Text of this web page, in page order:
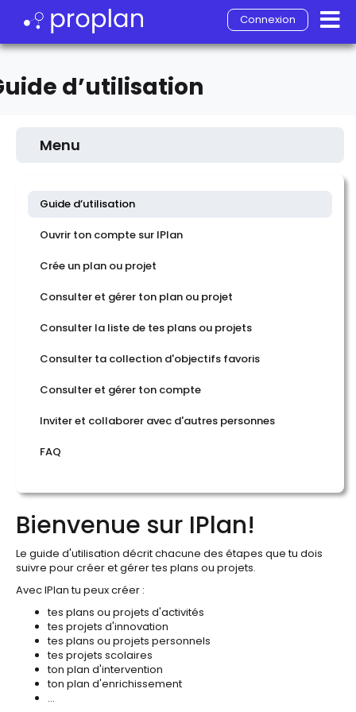
Connexion
d’utilisation
Menu
Guide d’utilisation
Ouvrir ton compte sur IPlan
Crée un plan ou projet
Consulter et gérer ton plan ou projet
Consulter la liste de tes plans ou projets
Consulter ta collection d'objectifs favoris
Consulter et gérer ton compte
Inviter et collaborer avec d'autres personnes
FAQ
Bienvenue sur IPlan!
Le guide d'utilisation décrit chacune des étapes que tu dois
suivre pour créer et gérer tes plans ou projets.
Avec IPlan tu peux créer :
tes plans ou projets d'activités
tes projets d'innovation
tes plans ou projets personnels
tes projets scolaires
ton plan d'intervention
ton plan d'enrichissement
...